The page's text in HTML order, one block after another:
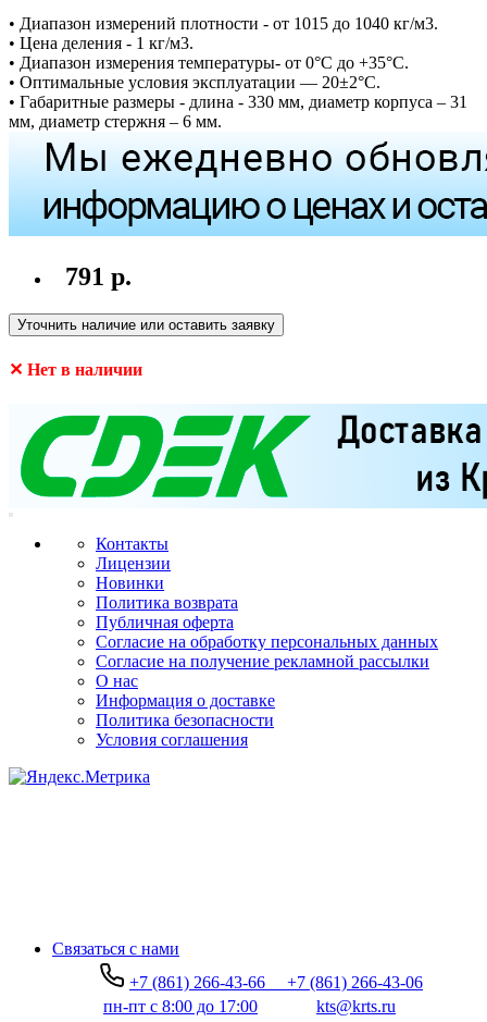
• Диапазон измерений плотности - от 1015 до 1040 кг/м3.
• Цена деления - 1 кг/м3.
• Диапазон измерения температуры- от 0°С до +35°С.
• Оптимальные условия эксплуатации — 20±2°С.
• Габаритные размеры - длина - 330 мм, диаметр корпуса – 31
мм, диаметр стержня – 6 мм.
791 р.
Уточнить наличие или оставить заявку
✕ Нет в наличии
Контакты
Лицензии
Новинки
Политика возврата
Публичная оферта
Согласие на обработку персональных данных
Согласие на получение рекламной рассылки
О нас
Информация о доставке
Политика безопасности
Условия соглашения
Связаться с нами
+7 (861) 266-43-66
+7 (861) 266-43-06
пн-пт с 8:00 до 17:00
kts@krts.ru